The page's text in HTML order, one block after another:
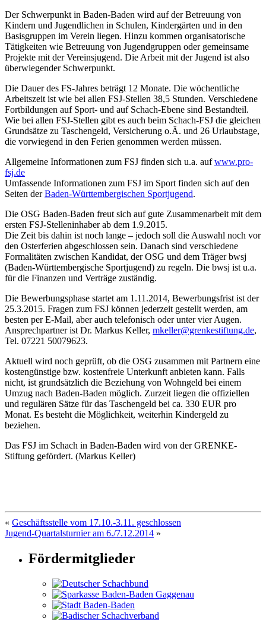
Der Schwerpunkt in Baden-Baden wird auf der Betreuung von
Kindern und Jugendlichen in Schulen, Kindergärten und in den
Basisgruppen im Verein liegen. Hinzu kommen organisatorische
Tätigkeiten wie Betreuung von Jugendgruppen oder gemeinsame
Projekte mit der Vereinsjugend. Die Arbeit mit der Jugend ist also
überwiegender Schwerpunkt.
Die Dauer des FS-Jahres beträgt 12 Monate. Die wöchentliche
Arbeitszeit ist wie bei allen FSJ-Stellen 38,5 Stunden. Verschiedene
Fortbildungen auf Sport- und auf Schach-Ebene sind Bestandteil.
Wie bei allen FSJ-Stellen gibt es auch beim Schach-FSJ die gleichen
Grundsätze zu Taschengeld, Versicherung o.Ä. und 26 Urlaubstage,
die vorwiegend in den Ferien genommen werden müssen.
Allgemeine Informationen zum FSJ finden sich u.a. aufwww.pro-
fsj.de
Umfassende Informationen zum FSJ im Sport finden sich auf den
Seiten derBaden-Württembergischen Sportjugend.
Die OSG Baden-Baden freut sich auf gute Zusammenarbeit mit dem
ersten FSJ-Stelleninhaber ab dem 1.9.2015.
Die Zeit bis dahin ist noch lange – jedoch soll die Auswahl noch vor
den Osterferien abgeschlossen sein. Danach sind verschiedene
Formalitäten zwischen Kandidat, der OSG und dem Träger bwsj
(Baden-Württembergische Sportjugend) zu regeln. Die bwsj ist u.a.
für die Finanzen und Verträge zuständig.
Die Bewerbungsphase startet am 1.11.2014, Bewerbungsfrist ist der
25.3.2015. Fragen zum FSJ können jederzeit gestellt werden, am
besten per E-Mail, aber auch telefonisch oder unter vier Augen.
Ansprechpartner ist Dr. Markus Keller, mkeller@grenkestiftung.de,
Tel. 07221 50079623.
Aktuell wird noch geprüft, ob die OSG zusammen mit Partnern eine
kostengünstige bzw. kostenfreie Unterkunft anbieten kann. Falls
nicht, ist grundsätzlich die Beziehung von Wohngeld bei einem
Umzug nach Baden-Baden möglich. Zurzeit liegen die offiziellen
und regulären Sätze für das Taschengeld bei ca. 330 EUR pro
Monat. Es besteht die Möglichkeit, weiterhin Kindergeld zu
beziehen.
Das FSJ im Schach in Baden-Baden wird von der GRENKE-
Stiftung gefördert. (Markus Keller)
« Geschäftsstelle vom 17.10.-3.11. geschlossen
Jugend-Quartalsturnier am 6./7.12.2014 »
Fördermitglieder